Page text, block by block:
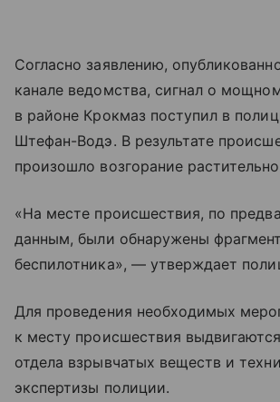
Согласно заявлению,
канале ведомства, сигнал о
в районе Крокмаз поступил в
Штефан-Водэ. В результате
произошло возгорание
«На месте происшествия, по
данным, были обнаружены
беспилотника», — утверждает
Для проведения необходимых
к месту происшествия
отдела взрывчатых веществ и
экспертизы полиции.